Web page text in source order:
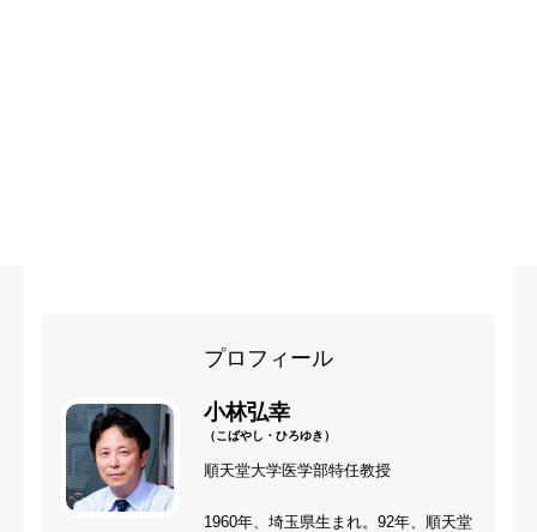
プロフィール
小林弘幸
（こばやし・ひろゆき）
順天堂大学医学部特任教授
1960年、埼玉県生まれ。92年、順天堂